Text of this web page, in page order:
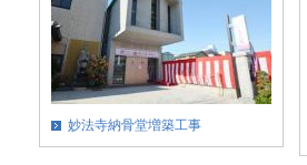
妙法寺納骨堂増築工事